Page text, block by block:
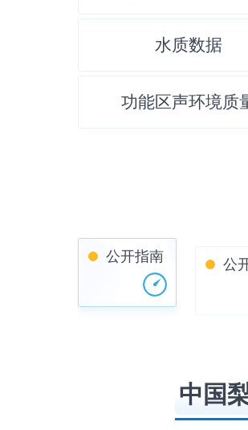
水质数据
功能区声环境质
公开指南 公
中国